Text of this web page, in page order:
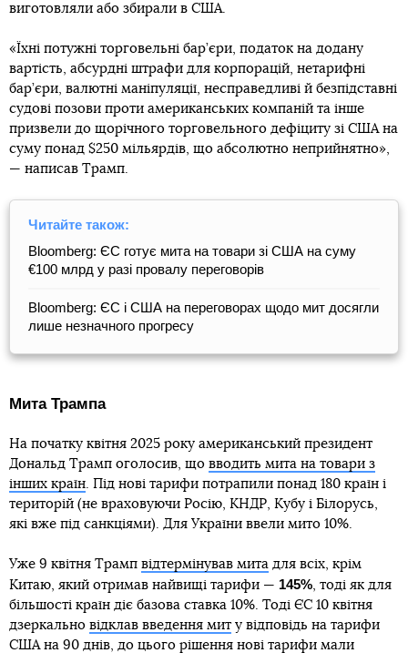
виготовляли або збирали в США.
«Їхні потужні торговельні бар’єри, податок на додану
вартість, абсурдні штрафи для корпорацій, нетарифні
бар’єри, валютні маніпуляції, несправедливі й безпідставні
судові позови проти американських компаній та інше
призвели до щорічного торговельного дефіциту зі США на
суму понад $250 мільярдів, що абсолютно неприйнятно»,
— написав Трамп.
Читайте також:
Bloomberg: ЄС готує мита на товари зі США на суму
€100 млрд у разі провалу переговорів
Bloomberg: ЄС і США на переговорах щодо мит досягли
лише незначного прогресу
Мита Трампа
На початку квітня 2025 року американський президент
Дональд Трамп оголосив, що вводить мита на товари з
інших країн. Під нові тарифи потрапили понад 180 країн і
територій (не враховуючи Росію, КНДР, Кубу і Білорусь,
які вже під санкціями). Для України ввели мито 10%.
Уже 9 квітня Трамп відтермінував мита для всіх, крім
Китаю, який отримав найвищі тарифи — 145%, тоді як для
більшості країн діє базова ставка 10%. Тоді ЄС 10 квітня
дзеркально відклав введення мит у відповідь на тарифи
США на 90 днів, до цього рішення нові тарифи мали